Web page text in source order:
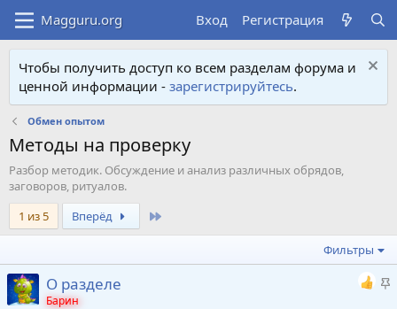
Вход Регистрация
Чтобы получить доступ ко всем разделам форума и
ценной информации - зарегистрируйтесь.
Обмен опытом
Методы на проверку
Разбор методик. Обсуждение и анализ различных обрядов,
заговоров, ритуалов.
1 из 5
Вперёд
Фильтры
З
О разделе
Барин